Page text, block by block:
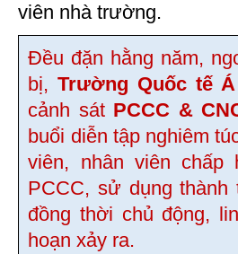
viên nhà trường.
Đều đặn hằng năm,
bị,Trường Quốc tế Á
cảnh sát PCCC &
buổi diễn tập nghiêm
viên, nhân viên chấp
PCCC, sử dụng thành
đồng thời chủ động,
hoạn xảy ra.